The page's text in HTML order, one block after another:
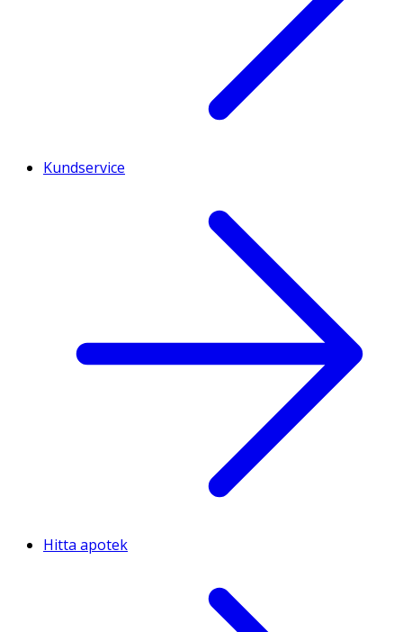
Kundservice
Hitta apotek